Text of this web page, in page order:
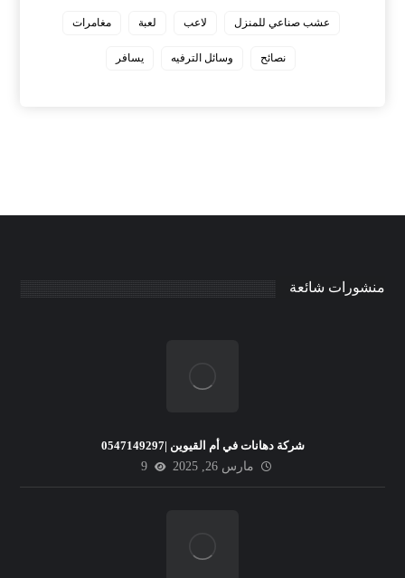
عشب صناعي للمنزل لاعب لعبة مغامرات
نصائح وسائل الترفيه يسافر
منشورات شائعة
شركة دهانات في أم القيوين |0547149297
مارس 26, 2025
9